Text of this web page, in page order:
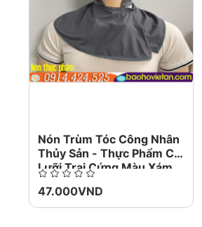
Bảo hành người mua:
tiền Toàn bộ hoặc
Nón Trùm Tóc Công Nhân
Thủy Sản - Thực Phẩm Có
Lưỡi Trai Cứng Màu Xám
47.000VND